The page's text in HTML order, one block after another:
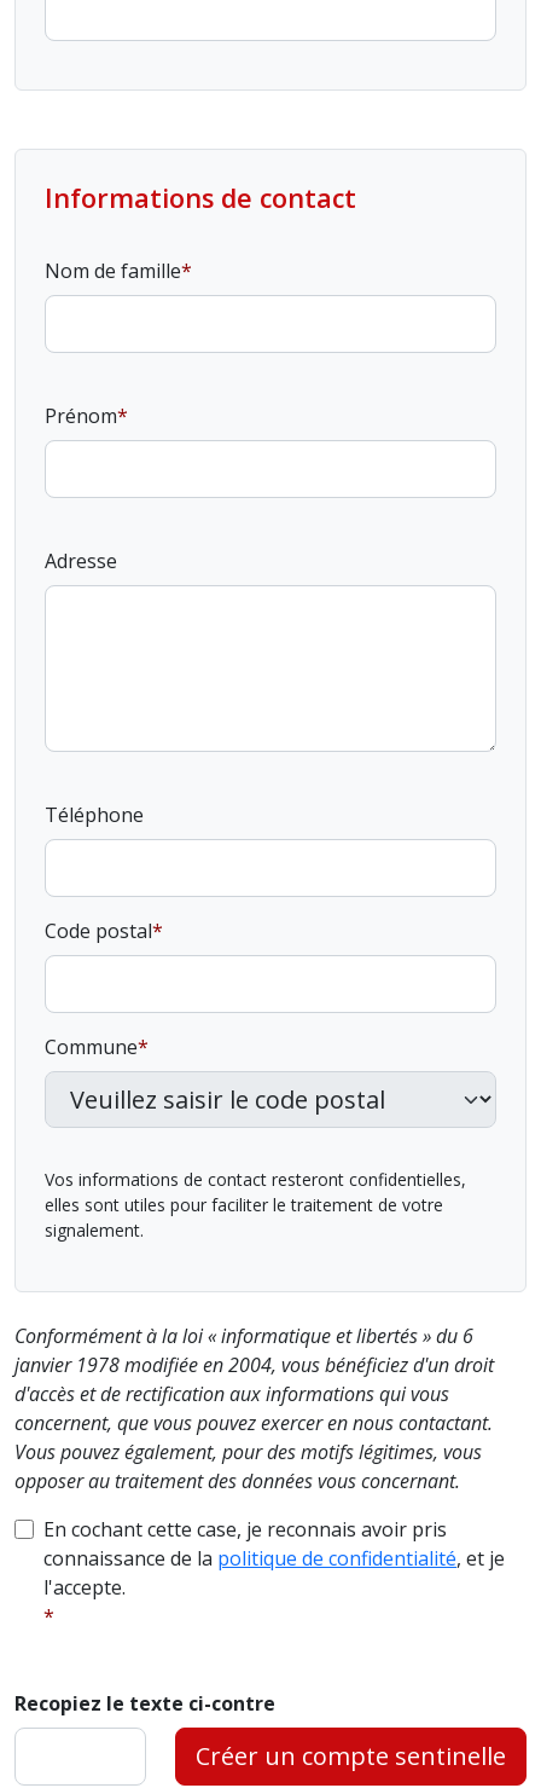
Informations de contact
Nom de famille
Prénom
Adresse
Téléphone
Code postal
Commune
Vos informations de contact resteront confidentielles,
elles sont utiles pour faciliter le traitement de votre
signalement.
Conformément à la loi « informatique et libertés » du 6
janvier 1978 modifiée en 2004, vous bénéficiez d'un droit
d'accès et de rectification aux informations qui vous
concernent, que vous pouvez exercer en nous contactant.
Vous pouvez également, pour des motifs légitimes, vous
opposer au traitement des données vous concernant.
En cochant cette case, je reconnais avoir pris
connaissance de la politique de confidentialité, et je
l'accepte.
Recopiez le texte ci-contre
Créer un compte sentinelle